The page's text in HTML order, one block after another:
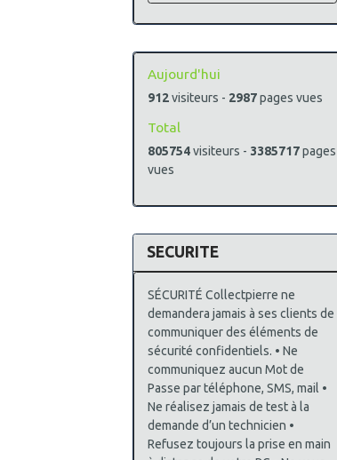
Aujourd'hui
912visiteurs - 2987pages vues
Total
805754visiteurs - 3385717pages
vues
SECURITE
SÉCURITÉ Collectpierre ne
demandera jamais à ses clients de
communiquer des éléments de
sécurité confidentiels. • Ne
communiquez aucun Mot de
Passe par téléphone, SMS, mail •
Ne réalisez jamais de test à la
demande d’un technicien •
Refusez toujours la prise en main